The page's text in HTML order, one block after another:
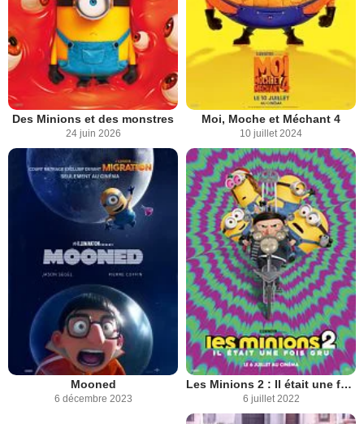
Des Minions et des monstres
24 juin 2026
Moi, Moche et Méchant 4
10 juillet 2024
Mooned
6 décembre 2023
Les Minions 2 : Il était une fois Gru
6 juillet 2022